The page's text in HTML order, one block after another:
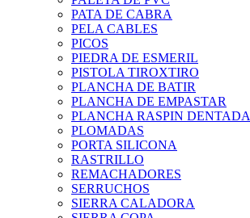
PATA DE CABRA
PELA CABLES
PICOS
PIEDRA DE ESMERIL
PISTOLA TIROXTIRO
PLANCHA DE BATIR
PLANCHA DE EMPASTAR
PLANCHA RASPIN DENTADA
PLOMADAS
PORTA SILICONA
RASTRILLO
REMACHADORES
SERRUCHOS
SIERRA CALADORA